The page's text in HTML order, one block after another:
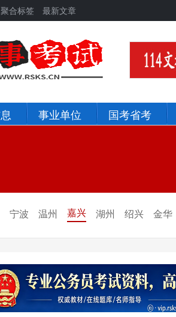
聚合标签 最新文章
事业单位 国考省考
陕西 西藏 四川
重庆
湖南 江西 安徽
浙江
福建 广东 广西
海南
省考 企业 内蒙古
宁波 温州 嘉兴 湖州 绍兴 金华